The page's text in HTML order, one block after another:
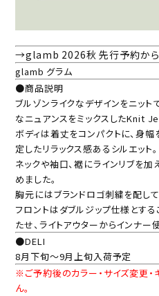
→glamb 2026秋 先行予約から
glamb グラム
●商品説明
ブルゾンライクなデザインをニット
なニュアンスをミックスしたKnit
ボディは着丈をコンパクトに、身
定したリラックス感あるシルエット。
ネックや袖口、裾にラインリブを加
めました。
胸元にはブランドロゴ刺繍を配して
フロントはダブルジップ仕様とす
たせ、ライトアウターからインナー
●DELI
8月下旬～9月上旬入荷予定
※ご予約後のカラー・サイズ変更
ん。